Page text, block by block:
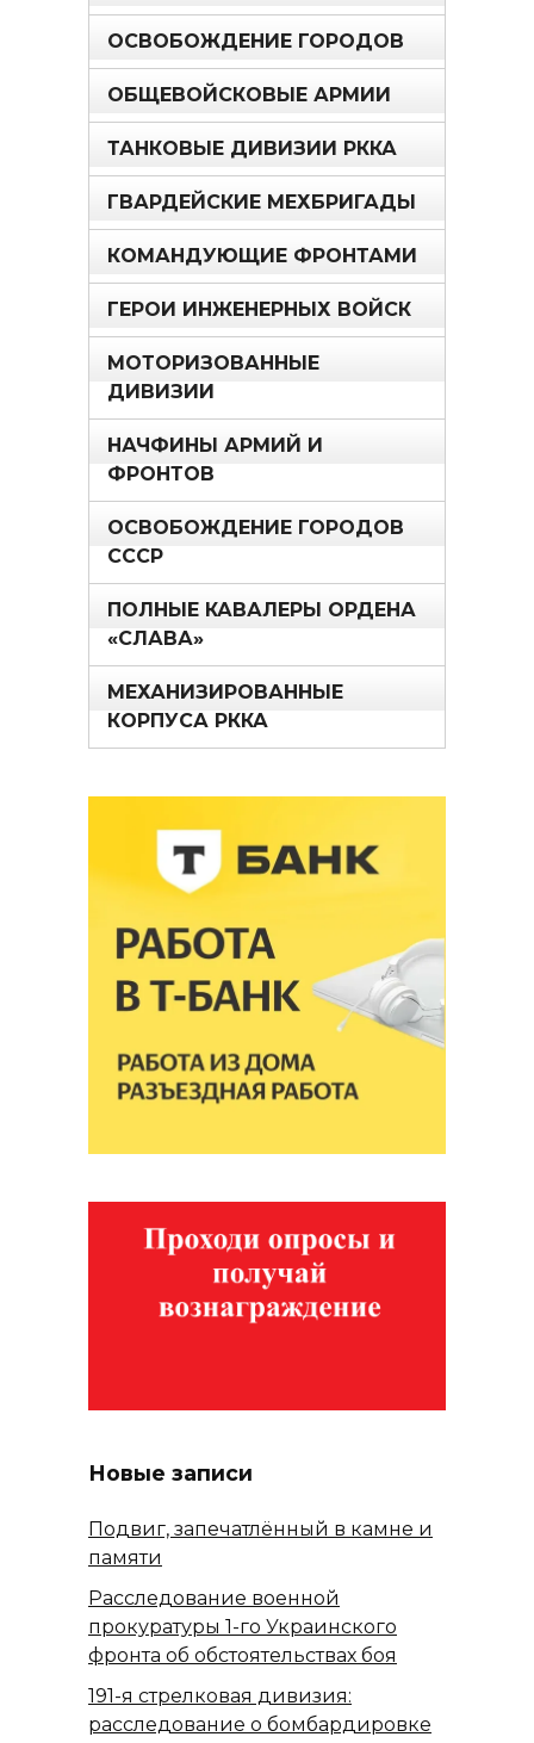
ОСВОБОЖДЕНИЕ ГОРОДОВ
ОБЩЕВОЙСКОВЫЕ АРМИИ
ТАНКОВЫЕ ДИВИЗИИ РККА
ГВАРДЕЙСКИЕ МЕХБРИГАДЫ
КОМАНДУЮЩИЕ ФРОНТАМИ
ГЕРОИ ИНЖЕНЕРНЫХ ВОЙСК
МОТОРИЗОВАННЫЕ
ДИВИЗИИ
НАЧФИНЫ АРМИЙ И
ФРОНТОВ
ОСВОБОЖДЕНИЕ ГОРОДОВ
СССР
ПОЛНЫЕ КАВАЛЕРЫ ОРДЕНА
«СЛАВА»
МЕХАНИЗИРОВАННЫЕ
КОРПУСА РККА
Новые записи
Подвиг, запечатлённый в камне и
памяти
Расследование военной
прокуратуры 1-го Украинского
фронта об обстоятельствах боя
191-я стрелковая дивизия:
расследование о бомбардировке